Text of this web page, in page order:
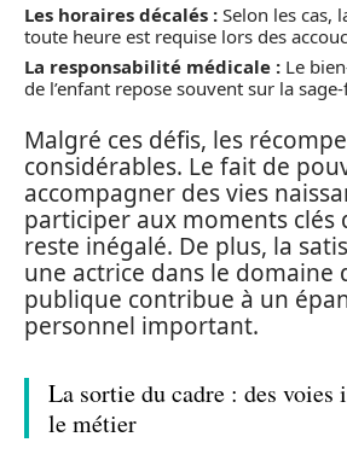
Les horaires décalés : Selon les cas,
toute heure est requise lors des
La responsabilité médicale : Le
de l’enfant repose souvent sur la
Malgré ces défis, les
considérables. Le fait de
accompagner des vies
participer aux moments clés
reste inégalé. De plus, la
une actrice dans le domaine
publique contribue à un
personnel important.
La sortie du cadre : des voies
le métier